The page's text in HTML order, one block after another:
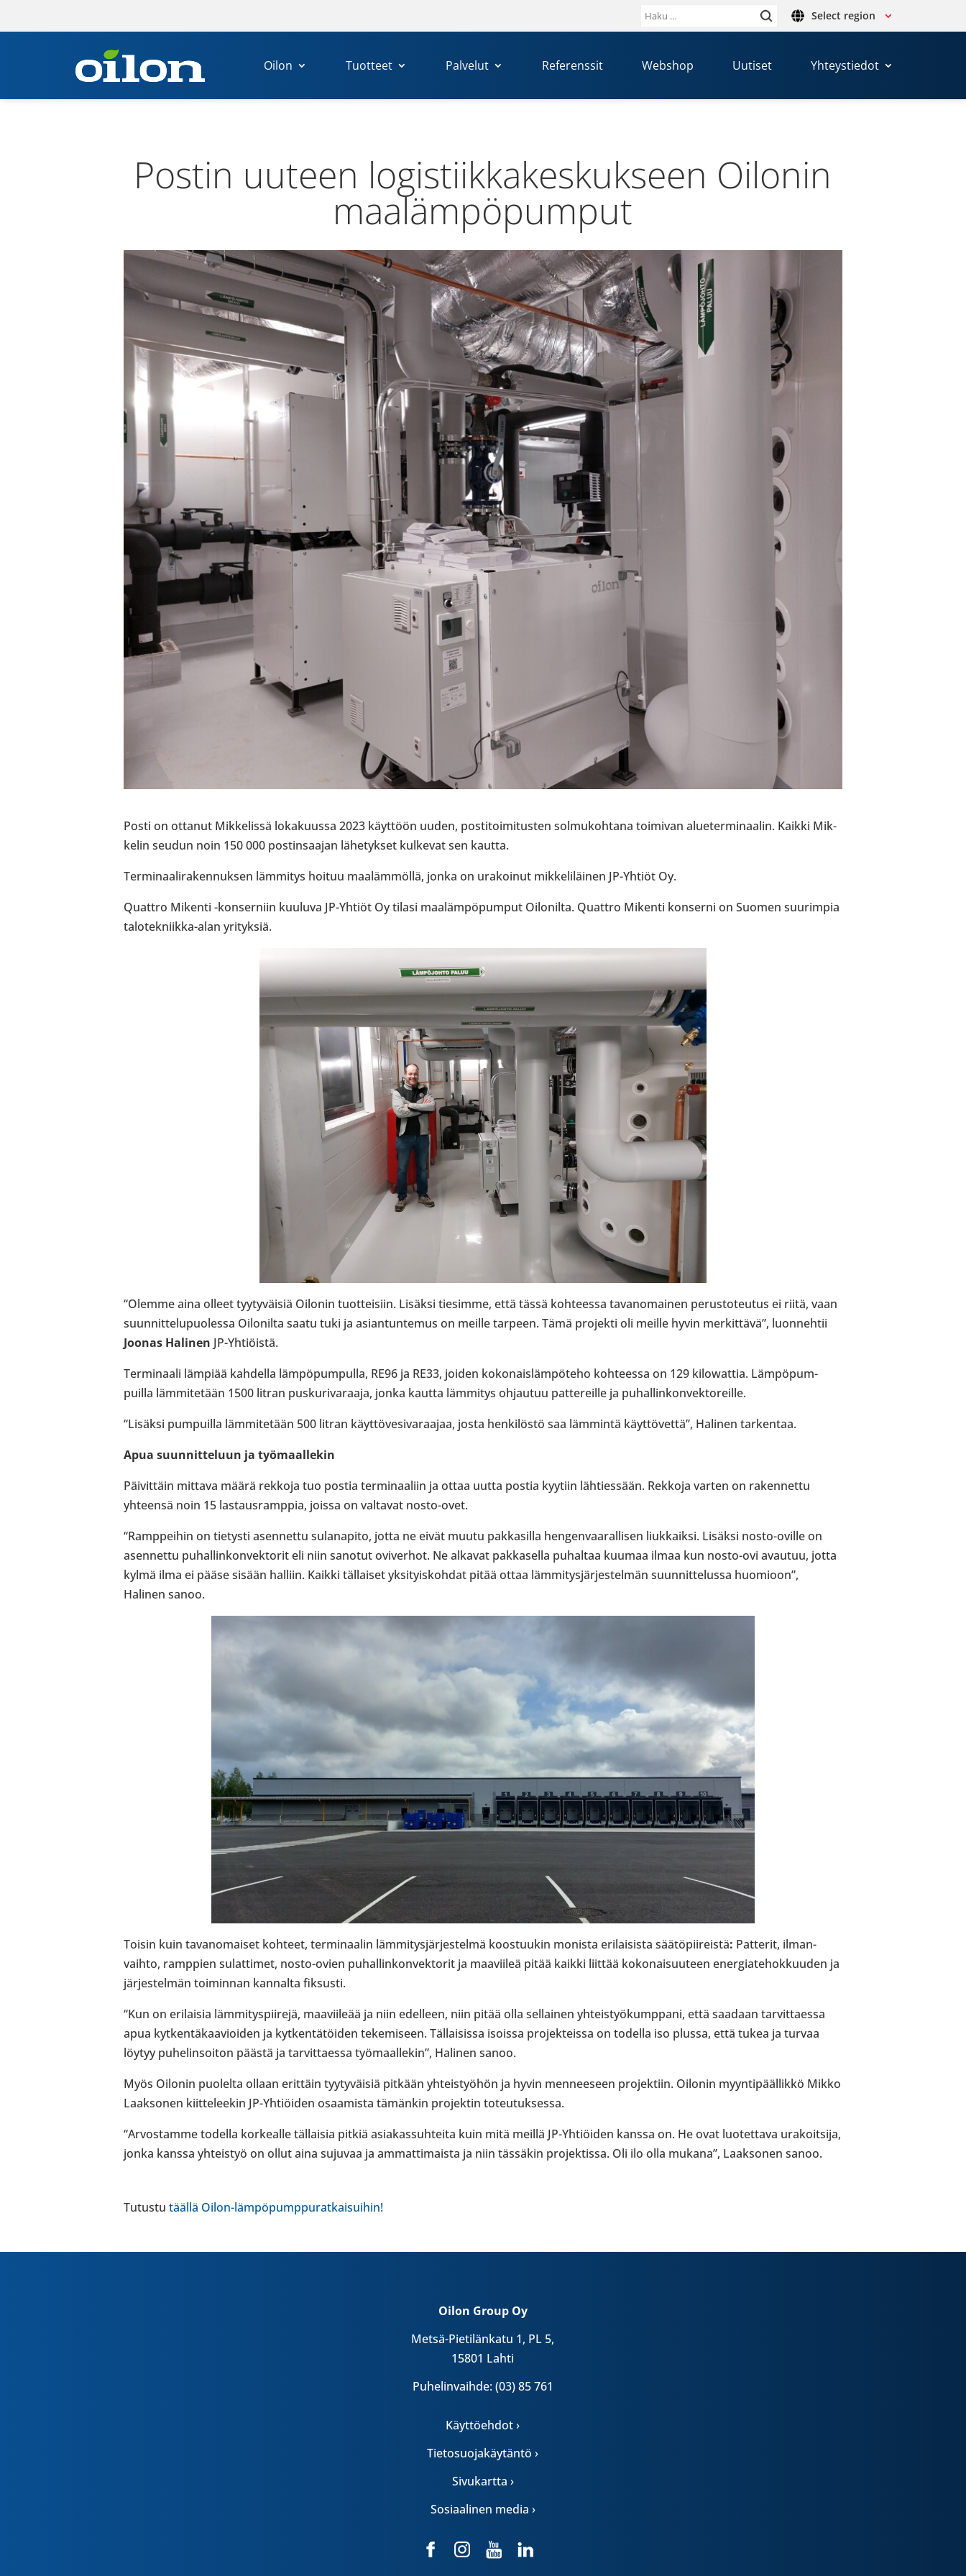
Haku: Select region
Oilon Tuotteet Palvelut Referenssit Webshop Uutiset Yhteystiedot
Postin uuteen logis­tiik­ka­kes­kuk­seen Oilonin
maa­läm­pö­pum­put
Posti on ottanut Mik­ke­lissä loka­kuussa 2023 käyt­töön uuden, pos­ti­toi­mi­tus­ten sol­mu­koh­tana toi­mi­van alue­ter­mi­naa­lin. Kaikki Mik­
ke­lin seudun noin 150 000 pos­tin­saa­jan lähe­tyk­set kul­ke­vat sen kautta.
Ter­mi­naa­li­ra­ken­nuk­sen läm­mi­tys hoituu maa­läm­möllä, jonka on ura­koi­nut mik­ke­li­läi­nen JP-​Yhtiöt Oy.
Quattro Mikenti -​konserniin kuuluva JP-​Yhtiöt Oy tilasi maa­läm­pö­pum­put Oilo­nilta. Quattro Mikenti kon­serni on Suomen suu­rim­pia
talotekniikka-​alan yri­tyk­siä.
“Olemme aina olleet tyy­ty­väi­siä Oilonin tuot­tei­siin. Lisäksi tie­simme, että tässä koh­teessa tavan­omai­nen perus­to­teu­tus ei riitä, vaan
suun­nit­te­lu­puo­lessa Oilo­nilta saatu tuki ja asian­tun­te­mus on meille tarpeen. Tämä pro­jekti oli meille hyvin mer­kit­tävä”, luon­neh­tii
Joonas Halinen JP-​Yhtiöistä.
Ter­mi­naali lämpiää kah­della läm­pö­pum­pulla, RE96 ja RE33, joiden koko­nais­läm­pö­teho koh­teessa on 129 kilowattia. Läm­pö­pum­
puilla läm­mi­te­tään 1500 litran pus­ku­ri­va­raaja, jonka kautta läm­mi­tys ohjau­tuu pat­te­reille ja puhal­lin­kon­vek­to­reille.
“Lisäksi pum­puilla läm­mi­te­tään 500 litran käyt­tö­ve­si­va­raa­jaa, josta hen­ki­löstö saa läm­mintä käyt­tö­vettä”, Halinen tar­ken­taa.
Apua suun­nit­te­luun ja työ­maal­le­kin
Päi­vit­täin mittava määrä rekkoja tuo postia ter­mi­naa­liin ja ottaa uutta postia kyytiin läh­ties­sään. Rekkoja varten on raken­nettu
yhteensä noin 15 las­taus­ramp­pia, joissa on val­ta­vat nosto-​ovet.
“Ramp­pei­hin on tie­tysti asen­nettu sula­na­pito, jotta ne eivät muutu pak­ka­silla hen­gen­vaa­ral­li­sen liuk­kaiksi. Lisäksi nosto-​oville on
asen­nettu puhal­lin­kon­vek­to­rit eli niin sanotut ovi­ver­hot. Ne alkavat pak­ka­sella puhal­taa kuumaa ilmaa kun nosto-​ovi avautuu, jotta
kylmä ilma ei pääse sisään halliin. Kaikki täl­lai­set yksi­tyis­koh­dat pitää ottaa läm­mi­tys­jär­jes­tel­män suun­nit­te­lussa huo­mioon”,
Halinen sanoo.
Toisin kuin tavan­omai­set kohteet, ter­mi­naa­lin läm­mi­tys­jär­jes­telmä koos­tuu­kin monista eri­lai­sista sää­tö­pii­reistä: Pat­te­rit, ilman­
vaihto, ramp­pien sulat­ti­met, nosto-​ovien puhal­lin­kon­vek­to­rit ja maa­vii­leä pitää kaikki liittää koko­nai­suu­teen ener­gia­te­hok­kuu­den ja
jär­jes­tel­män toi­min­nan kan­nalta fik­susti.
“Kun on eri­lai­sia läm­mi­tys­pii­rejä, maa­vii­leää ja niin edel­leen, niin pitää olla sel­lai­nen yhteis­työ­kump­pani, että saadaan tar­vit­taessa
apua kyt­ken­tä­kaa­vioi­den ja kyt­ken­tä­töi­den teke­mi­seen. Täl­lai­sissa isoissa pro­jek­teissa on todella iso plussa, että tukea ja turvaa
löytyy puhe­lin­soi­ton päästä ja tar­vit­taessa työ­maal­le­kin”, Halinen sanoo.
Myös Oilonin puo­lelta ollaan erit­täin tyy­ty­väi­siä pitkään yhteis­työ­hön ja hyvin men­nee­seen pro­jek­tiin. Oilonin myyn­ti­pääl­likkö Mikko
Laak­so­nen kiit­te­lee­kin JP-​Yhtiöiden osaa­mista tämän­kin pro­jek­tin toteu­tuk­sessa.
“Arvos­tamme todella kor­kealle täl­lai­sia pitkiä asia­kas­suh­teita kuin mitä meillä JP-​Yhtiöiden kanssa on. He ovat luo­tet­tava ura­koit­sija,
jonka kanssa yhteis­työ on ollut aina sujuvaa ja ammat­ti­maista ja niin täs­sä­kin pro­jek­tissa. Oli ilo olla mukana”, Laak­so­nen sanoo.
Tutustu täällä Oilon-​lämpöpumppuratkaisuihin!
Oilon Group Oy
Metsä-Pietilänkatu 1, PL 5,
15801 Lahti
Puhelinvaihde: (03) 85 761
Käyttöehdot ›
Tietosuojakäytäntö ›
Sivukartta ›
Sosiaalinen media ›